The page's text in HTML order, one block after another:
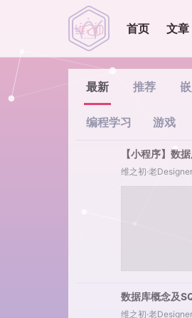
首页 文章
最新 推荐
编程学习 游戏
【小程序】数
维之初·老Designer
数据库概念及
维之初·老Designer